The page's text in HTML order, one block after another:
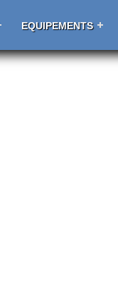
EQUIPEMENTS